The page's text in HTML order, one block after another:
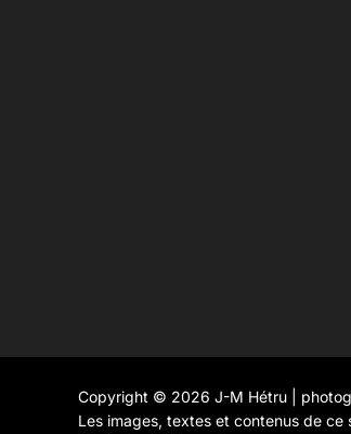
Copyright © 2026 J-M Hétru |
Les images, textes et contenus de